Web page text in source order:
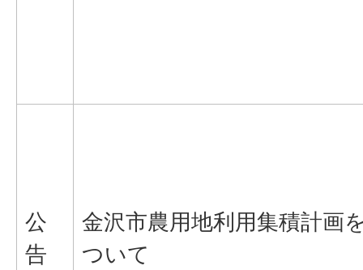
公
告
金沢市農用地利用集積計画
ついて